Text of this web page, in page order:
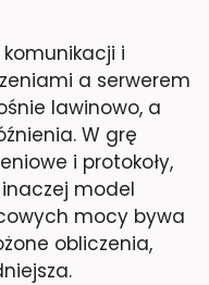
i
a serwerem
lawinowo, a
W grę
i protokoły,
model
mocy bywa
obliczenia,